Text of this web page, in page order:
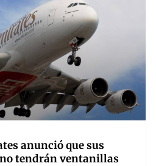
anunció que sus
tendrán ventanillas